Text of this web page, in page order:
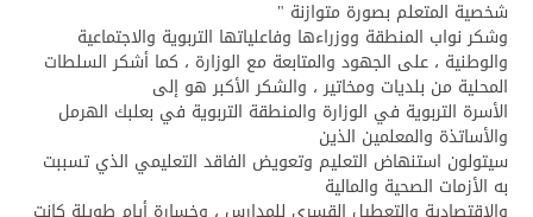
شخصية المتعلم بصورة متوازنة "
وشكر نواب المنطقة ووزراءها وفاعلياتها التربوية والاجتماعية
والوطنية ، على الجهود والمتابعة مع الوزارة ، كما أشكر السلطات
المحلية من بلديات ومخاتير ، والشكر الأكبر هو إلى
الأسرة التربوية في الوزارة والمنطقة التربوية في بعلبك الهرمل
والأساتذة والمعلمين الذين
سيتولون استنهاض التعليم وتعويض الفاقد التعليمي الذي تسببت
به الأزمات الصحية والمالية